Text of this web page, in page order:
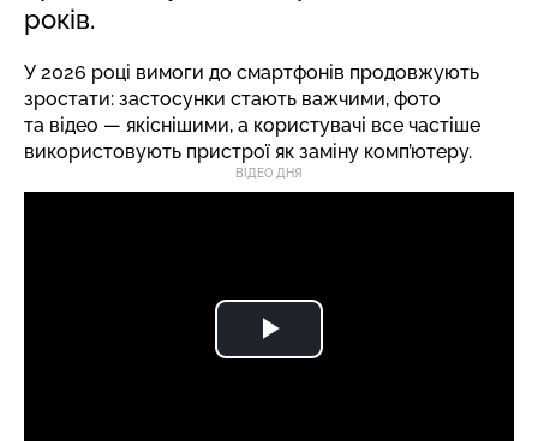
років.
У 2026 році вимоги до смартфонів продовжують
зростати: застосунки стають важчими, фото
та відео — якіснішими, а користувачі все частіше
використовують пристрої як заміну комп’ютеру.
ВІДЕО ДНЯ